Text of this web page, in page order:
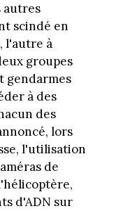
autres
scindé en
l'autre à
groupes
gendarmes
à des
des
lors
l'utilisation
de
d'ADN sur